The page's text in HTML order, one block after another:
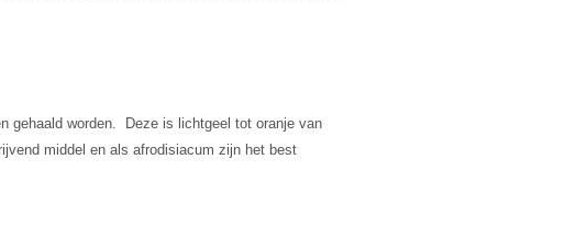
gehaald worden. Deze is lichtgeel tot oranje van
middel en als afrodisiacum zijn het best